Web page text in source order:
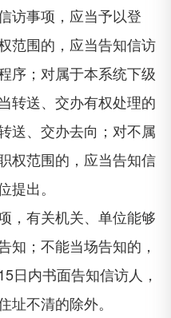
访事项，应当予以登
范围的，应当告知信访
序；对属于本系统下级
转送、交办有权处理的
送、交办去向；对不属
权范围的，应当告知信
出。
，有关机关、单位能够
知；不能当场告知的，
日内书面告知信访人，
不清的除外。